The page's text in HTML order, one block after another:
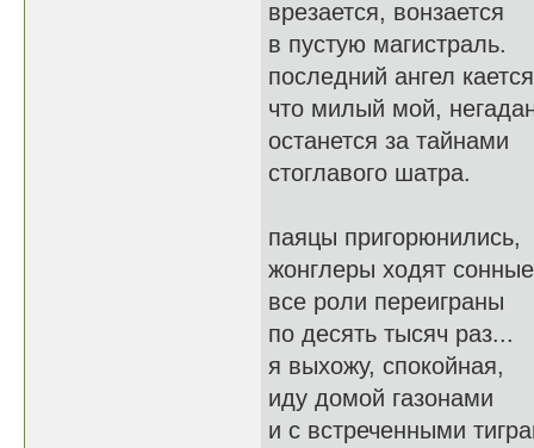
врезается, вонзается
в пустую магистраль.
последний ангел
что милый мой,
останется за тайнами
стоглавого шатра.
паяцы пригорюнились,
жонглеры ходят
все роли переиграны
по десять тысяч раз...
я выхожу, спокойная,
иду домой газонами
и с встреченными